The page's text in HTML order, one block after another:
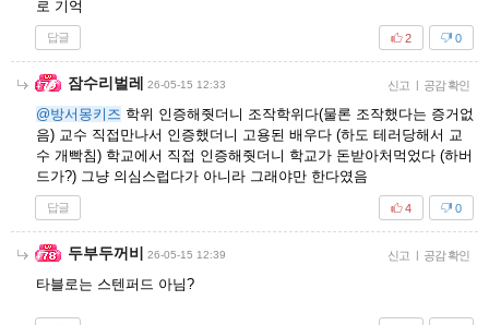
로 기억
답글 0
2
잠수리벌레 26-05-15 12:33 신고 | 공감 확인
@방서몽키즈 학위 인증해줫더니 조작학위다(물론 조작했다는 증거없
음) 교수 직접만나서 인증했더니 고용된 배우다 (하도 테러당해서 교
수 개빡침) 학교에서 직접 인증해줫더니 학교가 돈받아처먹었다 (하버
드가?) 그냥 의심스럽다가 아니라 그래야만 한다였음
답글 0
4
두부두꺼비 26-05-15 12:39 신고 | 공감 확인
타블로는 스텐퍼드 아님?